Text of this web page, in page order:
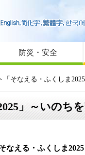
防災・安全
「そなえる・ふくしま
」～いのち
なえる・ふくしま